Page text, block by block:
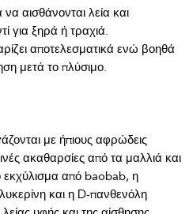
αισθάνονται λεία και
για ξηρά ή τραχιά.
αποτελεσματικά ενώ βοηθά
μετά το πλύσιμο.
με ήπιους αφρώδεις
ακαθαρσίες από τα μαλλιά και
από baobab, η
και η D-πανθενόλη